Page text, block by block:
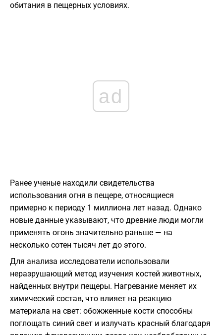
обитания в пещерных условиях.
ad
Ранее ученые находили свидетельства
использования огня в пещере, относящиеся
примерно к периоду 1 миллиона лет назад. Однако
новые данные указывают, что древние люди могли
применять огонь значительно раньше — на
несколько сотен тысяч лет до этого.
Для анализа исследователи использовали
неразрушающий метод изучения костей животных,
найденных внутри пещеры. Нагревание меняет их
химический состав, что влияет на реакцию
материала на свет: обожженные кости способны
поглощать синий свет и излучать красный благодаря